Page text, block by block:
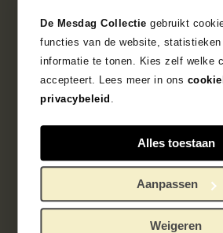
De Mesdag Collectie gebruikt
functies van de website,
informatie te tonen. Kies zelf welke
accepteert. Lees meer in ons
privacybeleid .
Alles toestaan
Aanpassen
Weigeren